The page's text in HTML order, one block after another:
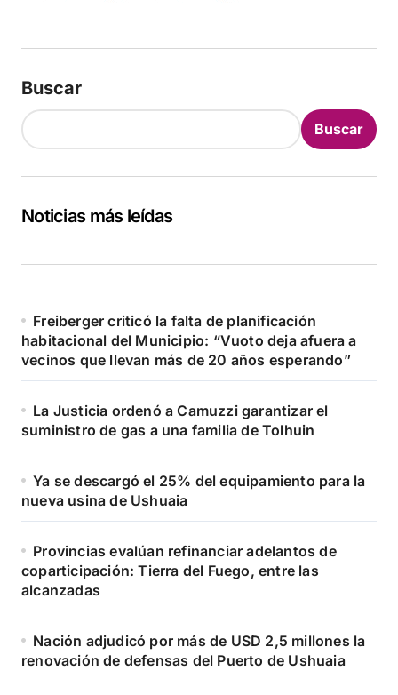
Buscar
Buscar
Noticias más leídas
Freiberger criticó la falta de planificación
habitacional del Municipio: “Vuoto deja afuera a
vecinos que llevan más de 20 años esperando”
La Justicia ordenó a Camuzzi garantizar el
suministro de gas a una familia de Tolhuin
Ya se descargó el 25% del equipamiento para la
nueva usina de Ushuaia
Provincias evalúan refinanciar adelantos de
coparticipación: Tierra del Fuego, entre las
alcanzadas
Nación adjudicó por más de USD 2,5 millones la
renovación de defensas del Puerto de Ushuaia